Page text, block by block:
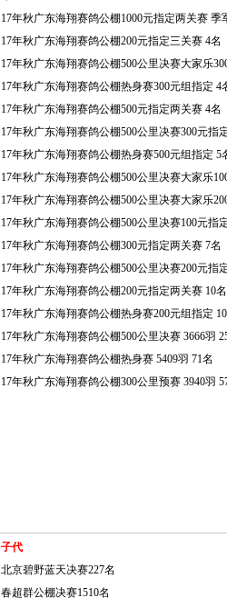
17年秋广东海翔赛鸽公棚1000元指定两关赛 季
17年秋广东海翔赛鸽公棚200元指定三关赛 4名
17年秋广东海翔赛鸽公棚500公里决赛大家乐
17年秋广东海翔赛鸽公棚热身赛300元组指定 4
17年秋广东海翔赛鸽公棚500元指定两关赛 4名
17年秋广东海翔赛鸽公棚500公里决赛300元指
17年秋广东海翔赛鸽公棚热身赛500元组指定 5
17年秋广东海翔赛鸽公棚500公里决赛大家乐
17年秋广东海翔赛鸽公棚500公里决赛大家乐
17年秋广东海翔赛鸽公棚500公里决赛100元指
17年秋广东海翔赛鸽公棚300元指定两关赛 7名
17年秋广东海翔赛鸽公棚500公里决赛200元指
17年秋广东海翔赛鸽公棚200元指定两关赛 10名
17年秋广东海翔赛鸽公棚热身赛200元组指定
17年秋广东海翔赛鸽公棚500公里决赛 3666羽
17年秋广东海翔赛鸽公棚热身赛 5409羽 71名
17年秋广东海翔赛鸽公棚300公里预赛 3940羽
子代
北京碧野蓝天决赛227名
春超群公棚决赛1510名